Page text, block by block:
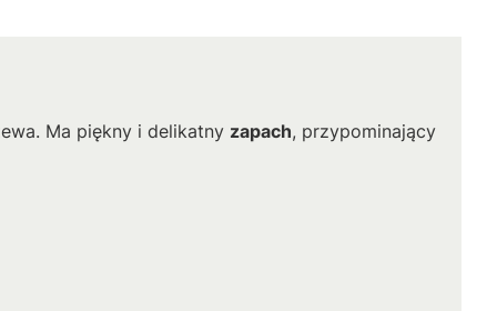
Ma piękny i delikatny zapach, przypominający